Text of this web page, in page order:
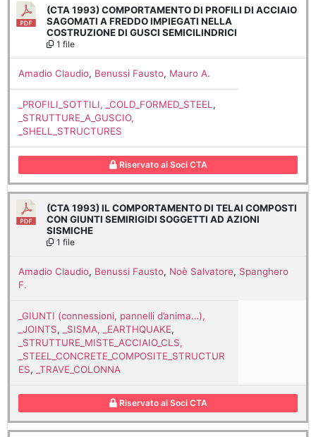
(CTA 1993) COMPORTAMENTO DI PROFILI DI ACCIAIO
SAGOMATI A FREDDO IMPIEGATI NELLA
COSTRUZIONE DI GUSCI SEMICILINDRICI
1 file
Amadio Claudio, Benussi Fausto, Mauro A.
_PROFILI_SOTTILI, _COLD_FORMED_STEEL ,
_STRUTTURE_A_GUSCIO,
_SHELL_STRUCTURES
Riservato ai Soci CTA
(CTA 1993) IL COMPORTAMENTO DI TELAI COMPOSTI
CON GIUNTI SEMIRIGIDI SOGGETTI AD AZIONI
SISMICHE
1 file
Amadio Claudio, Benussi Fausto, Noè Salvatore, Spanghero
F.
_GIUNTI (connessioni, pannelli d’anima…),
_JOINTS, _SISMA, _EARTHQUAKE,
_STRUTTURE_MISTE_ACCIAIO_CLS,
_STEEL_CONCRETE_COMPOSITE_STRUCTUR
ES, _TRAVE_COLONNA
Riservato ai Soci CTA